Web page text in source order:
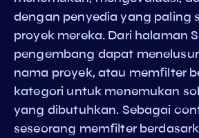
dengan penyedia yang paling
proyek mereka. Dari halaman
pengembang dapat
nama proyek, atau memfilter
kategori untuk menemukan
yang dibutuhkan. Sebagai
seseorang memfilter